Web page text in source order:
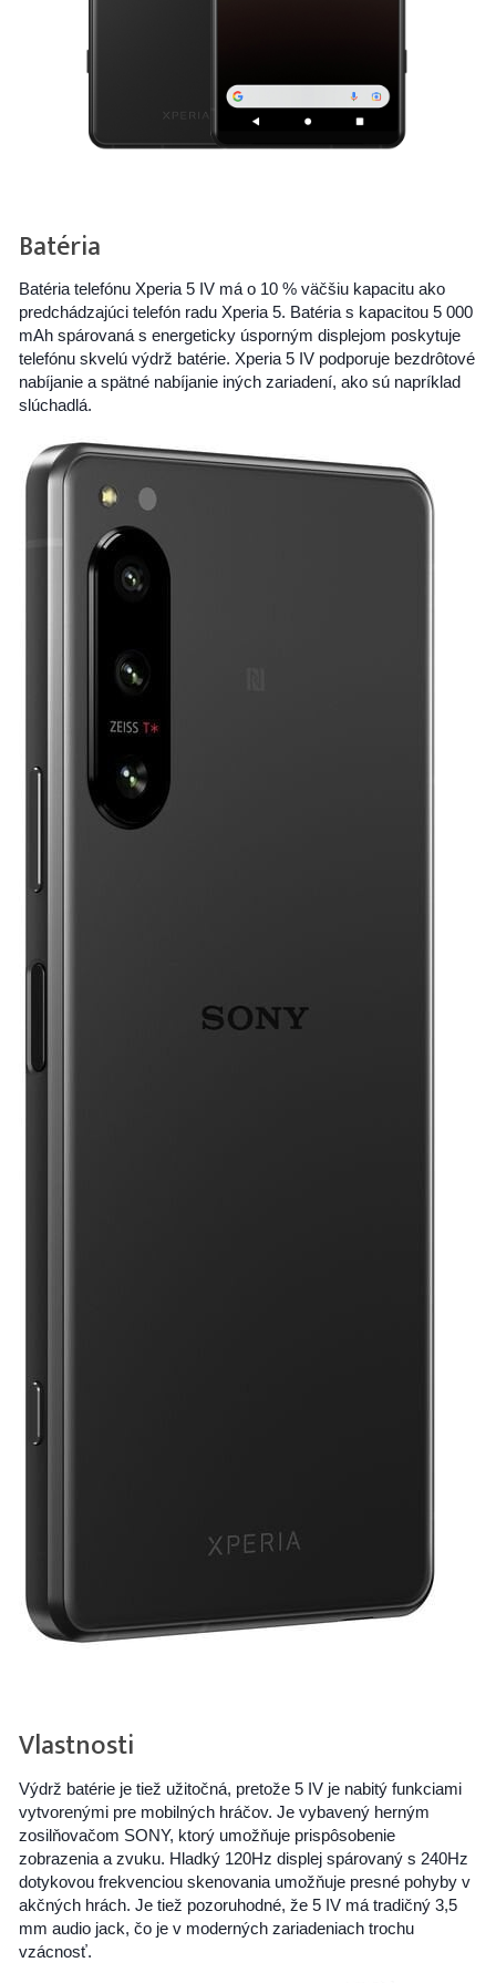
Batéria
Batéria telefónu Xperia 5 IV má o 10 % väčšiu kapacitu ako
predchádzajúci telefón radu Xperia 5. Batéria s kapacitou 5 000
mAh spárovaná s energeticky úsporným displejom poskytuje
telefónu skvelú výdrž batérie. Xperia 5 IV podporuje bezdrôtové
nabíjanie a spätné nabíjanie iných zariadení, ako sú napríklad
slúchadlá.
Vlastnosti
Výdrž batérie je tiež užitočná, pretože 5 IV je nabitý funkciami
vytvorenými pre mobilných hráčov. Je vybavený herným
zosilňovačom SONY, ktorý umožňuje prispôsobenie
zobrazenia a zvuku. Hladký 120Hz displej spárovaný s 240Hz
dotykovou frekvenciou skenovania umožňuje presné pohyby v
akčných hrách. Je tiež pozoruhodné, že 5 IV má tradičný 3,5
mm audio jack, čo je v moderných zariadeniach trochu
vzácnosť.